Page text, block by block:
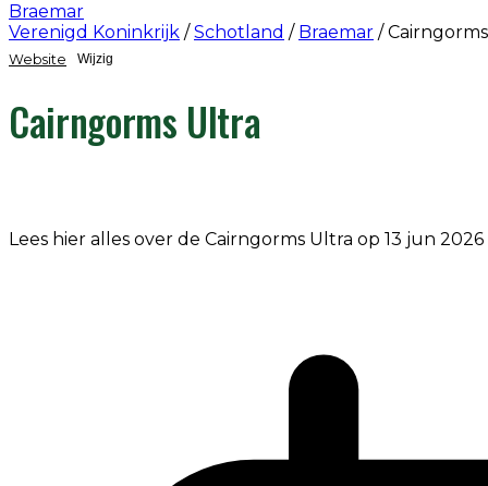
Braemar
Verenigd Koninkrijk / Schotland / Braemar /
Website Wijzig
Cairngorms Ultra
Lees hier alles over de Cairngorms Ultra op 13 jun 2026